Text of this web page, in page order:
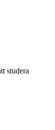
studera